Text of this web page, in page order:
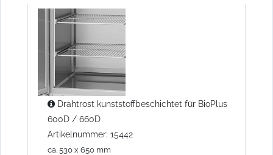
Drahtrost kunststoffbeschichtet für BioPlus
600D / 660D
Artikelnummer: 15442
ca. 530 x 650 mm